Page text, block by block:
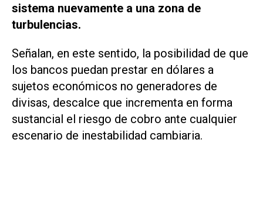
sistema nuevamente a una zona de
turbulencias.
Señalan, en este sentido, la posibilidad de que
los bancos puedan prestar en dólares a
sujetos económicos no generadores de
divisas, descalce que incrementa en forma
sustancial el riesgo de cobro ante cualquier
escenario de inestabilidad cambiaria.